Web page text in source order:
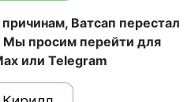
Ватсап перестал
Мы просим перейти для
или Telegram